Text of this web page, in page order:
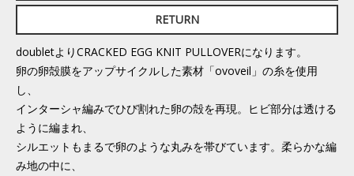
RETURN
doubletよりCRACKED EGG KNIT PULLOVERになります。
卵の卵殻膜をアップサイクルした素材「ovoveil」の糸を使用
し、
インターシャ編みでひび割れた卵の殻を再現。ヒビ部分は透ける
ように編まれ、
シルエットもまるで卵のような丸みを帯びています。柔らかな編
み地の中に、